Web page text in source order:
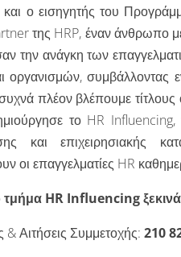
και ο εισηγητής του
της HRP, έναν άνθρωπο
την ανάγκη των
οργανισμών, συμβάλλοντας
πλέον βλέπουμε
το HR Influencing,
και επιχειρησιακής
οι επαγγελματίες HR
HR Influencing ξεκινά
& Αιτήσεις Συμμετοχής:210